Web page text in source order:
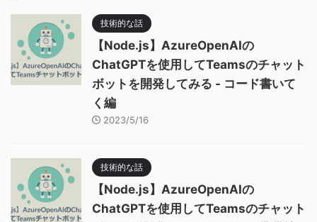
技術的な話
【Node.js】AzureOpenAIの
ChatGPTを使用してTeamsのチャット
ボットを開発してみる - コード書いて
く編
2023/5/16
技術的な話
【Node.js】AzureOpenAIの
ChatGPTを使用してTeamsのチャット